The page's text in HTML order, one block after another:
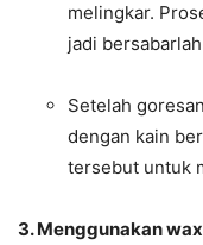
melingkar.
jadi
Setelah
dengan kain
tersebut untuk
3. Menggunakan